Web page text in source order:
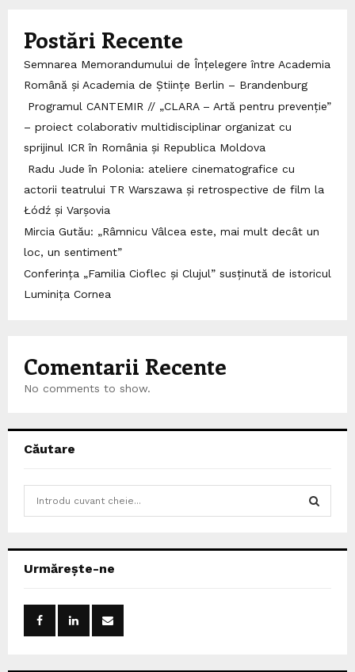
Postări Recente
Semnarea Memorandumului de Înțelegere între Academia
Română și Academia de Științe Berlin – Brandenburg
Programul CANTEMIR // „CLARA – Artă pentru prevenție”
– proiect colaborativ multidisciplinar organizat cu
sprijinul ICR în România și Republica Moldova
Radu Jude în Polonia: ateliere cinematografice cu
actorii teatrului TR Warszawa și retrospective de film la
Łódź și Varșovia
Mircia Gutău: „Râmnicu Vâlcea este, mai mult decât un
loc, un sentiment”
Conferința „Familia Cioflec și Clujul” susținută de istoricul
Luminița Cornea
Comentarii Recente
No comments to show.
Căutare
h
Urmărește-ne